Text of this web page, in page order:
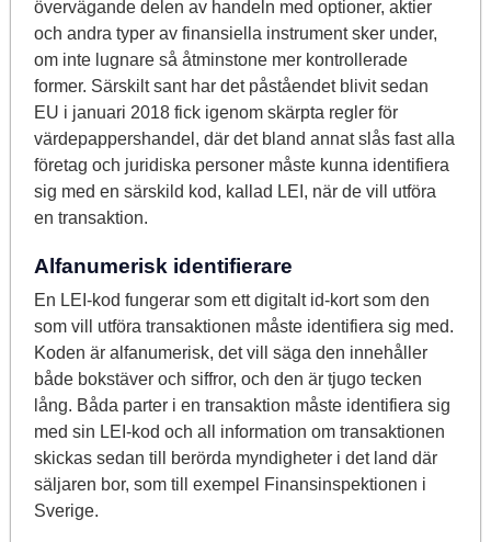
övervägande delen av handeln med optioner, aktier
och andra typer av finansiella instrument sker under,
om inte lugnare så åtminstone mer kontrollerade
former. Särskilt sant har det påståendet blivit sedan
EU i januari 2018 fick igenom skärpta regler för
värdepappershandel, där det bland annat slås fast alla
företag och juridiska personer måste kunna identifiera
sig med en särskild kod, kallad LEI, när de vill utföra
en transaktion.
Alfanumerisk identifierare
En LEI-kod fungerar som ett digitalt id-kort som den
som vill utföra transaktionen måste identifiera sig med.
Koden är alfanumerisk, det vill säga den innehåller
både bokstäver och siffror, och den är tjugo tecken
lång. Båda parter i en transaktion måste identifiera sig
med sin LEI-kod och all information om transaktionen
skickas sedan till berörda myndigheter i det land där
säljaren bor, som till exempel Finansinspektionen i
Sverige.